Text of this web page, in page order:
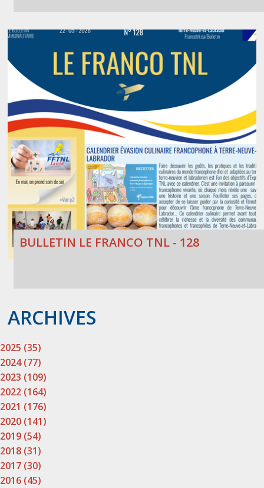
BULLETIN LE FRANCO TNL - 128
ARCHIVES
2025 (35)
2024 (77)
2023 (109)
2022 (164)
2021 (176)
2020 (141)
2019 (54)
2018 (31)
2017 (30)
2016 (45)